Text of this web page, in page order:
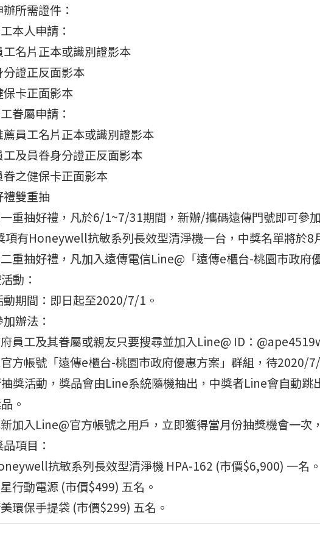
所需證件：
本人申請：
工名片正本或識別證影本
分證正反面影本
保卡正面影本
眷屬申請：
薦員工名片正本或識別證影本
工及員眷身分證正反面影本
眷之健保卡正面影本
禮雙重抽
重抽好禮，凡於6/1~7/31期間，新辦/攜碼遠傳門號即可參
項有Honeywell抗敏系列長效型清淨機一台，中獎名單將於8
重抽好禮，凡加入遠傳電信Line@「遠傳e櫃台-桃園市政府
動：
動期間：即日起至2020/7/1。
辦法：
員工及其眷屬或親友只要搜尋並加入Line@ ID：
方帳號「遠傳e櫃台-桃園市政府優惠方案」群組，待2020/
獎活動，獎品會由Line系統隨機抽出，中獎者Line會自動跳
。
加入Line@官方帳號之用戶，立即獲得當月份抽獎機會一次
項目：
抗敏系列長效型清淨機 HPA-162 (市價$6,900) 一名。
行動電源 (市價$499) 五名。
環保手提袋 (市價$299) 五名。